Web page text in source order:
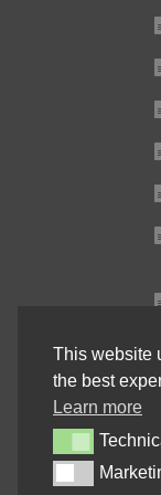
This website
the best
Learn more
Technical
Marketing